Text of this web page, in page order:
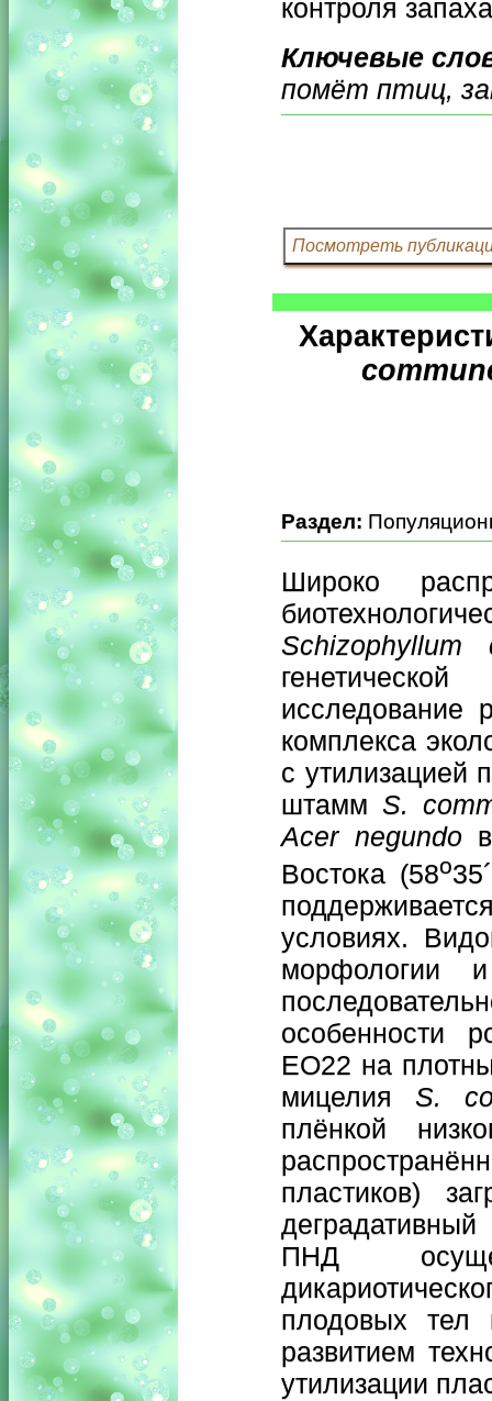
контроля
Ключевые
помёт птиц,
Раздел:
Широко
Schizophyllum
исследование
комплекса
с утилизацией
штамм S.
Acer negundoв
Востока (58о
условиях.
морфологии и
особенности
ЕО22 на
мицелия S.
плёнкой
пластиков)
ПНД
плодовых тел
развитием
утилизации